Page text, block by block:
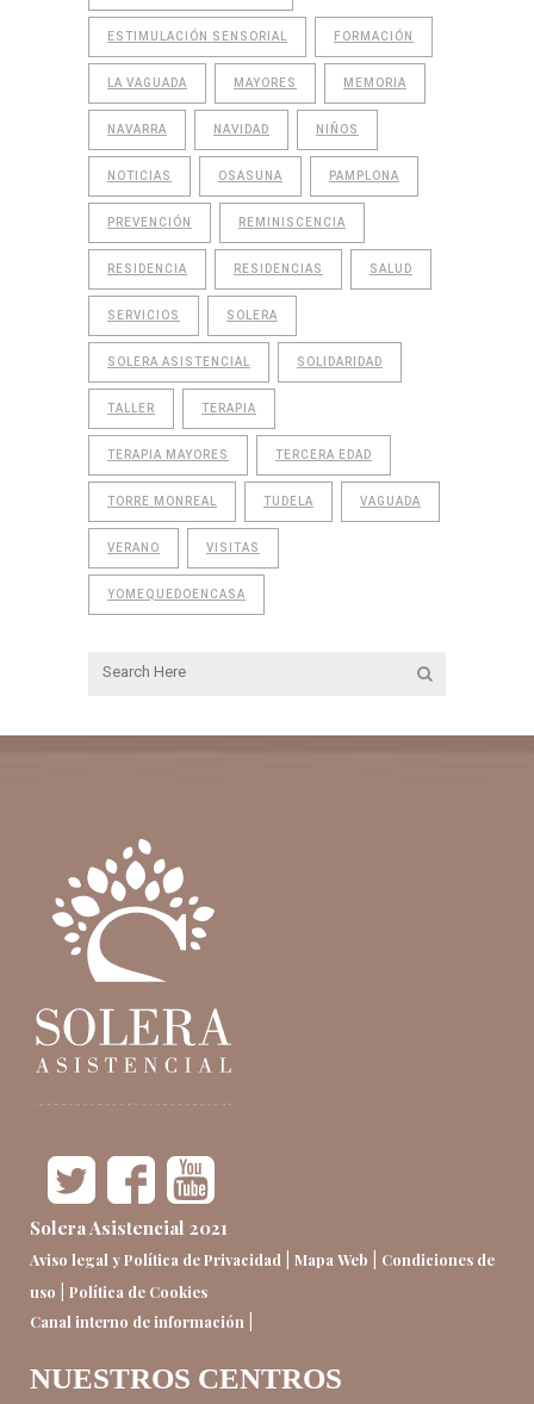
ESTIMULACIÓN SENSORIAL FORMACIÓN
LA VAGUADA MAYORES MEMORIA
NAVARRA NAVIDAD NIÑOS
NOTICIAS OSASUNA PAMPLONA
PREVENCIÓN REMINISCENCIA
RESIDENCIA RESIDENCIAS SALUD
SERVICIOS SOLERA
SOLERA ASISTENCIAL SOLIDARIDAD
TALLER TERAPIA
TERAPIA MAYORES TERCERA EDAD
TORRE MONREAL TUDELA VAGUADA
VERANO VISITAS
YOMEQUEDOENCASA
Solera Asistencial 2021
Aviso legal y Política de Privacidad | Mapa Web | Condiciones de
uso | Política de Cookies
Canal interno de información |
NUESTROS CENTROS